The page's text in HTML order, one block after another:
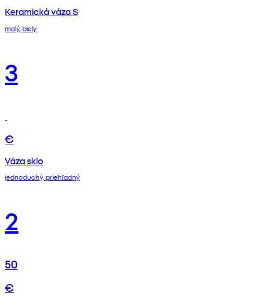
Keramická váza S
malý, biely
3
€
Váza sklo
jednoduchý, priehľadný
2
50
€